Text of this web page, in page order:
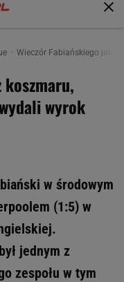
Wieczór Fabiańskiego jak z
koszmaru,
wyrok
w środowym
(1:5) w
jednym z
zespołu w tym